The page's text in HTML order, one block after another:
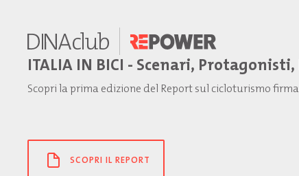
ITALIA IN BICI - Scenari,
Scopri la prima edizione del Report sul cicloturismo
SCOPRI IL REPORT